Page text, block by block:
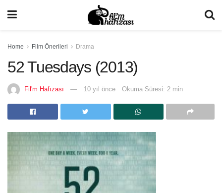
Home Film Önerileri Drama
52 Tuesdays (2013)
Fil'm Hafızası 10 yıl önce Okuma Süresi: 2 min